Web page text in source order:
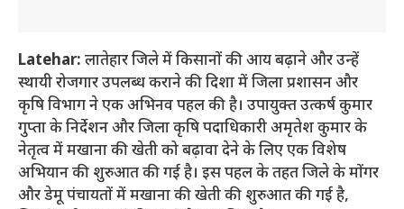
Latehar: लातेहार जिले में किसानों की आय बढ़ाने और उन्हें
स्थायी रोजगार उपलब्ध कराने की दिशा में जिला प्रशासन और
कृषि विभाग ने एक अभिनव पहल की है। उपायुक्त उत्कर्ष कुमार
गुप्ता के निर्देशन और जिला कृषि पदाधिकारी अमृतेश कुमार के
नेतृत्व में मखाना की खेती को बढ़ावा देने के लिए एक विशेष
अभियान की शुरुआत की गई है। इस पहल के तहत जिले के मोंगर
और डेमू पंचायतों में मखाना की खेती की शुरुआत की गई है,